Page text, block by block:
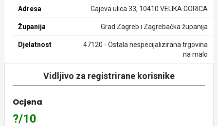
Adresa Gajeva ulica 33, 10410 VELIKA GORICA
Županija Grad Zagreb i Zagrebačka županija
Djelatnost
47120 - Ostala nespecijalizirana trgovina
na malo
Vidljivo za registrirane korisnike
Ocjena
?/10